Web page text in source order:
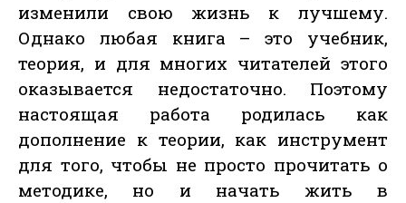
изменили свою жизнь к лучшему.
Однако любая книга – это учебник,
теория, и для многих читателей этого
оказывается недостаточно. Поэтому
настоящая работа родилась как
дополнение к теории, как инструмент
для того, чтобы не просто прочитать о
методике, но и начать жить в